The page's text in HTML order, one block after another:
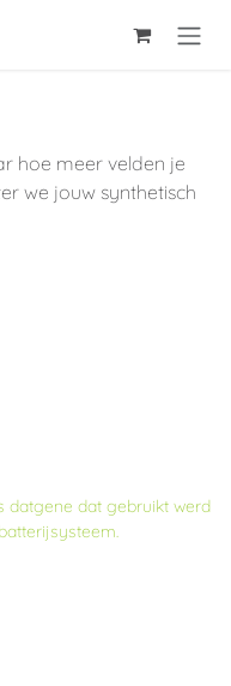
hoe meer velden je
we jouw synthetisch
datgene dat gebruikt werd